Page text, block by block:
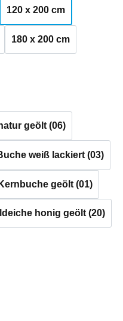
120 x 200 cm
180 x 200 cm
geölt (06)
weiß lackiert (03)
Kernbuche geölt (01)
honig geölt (20)